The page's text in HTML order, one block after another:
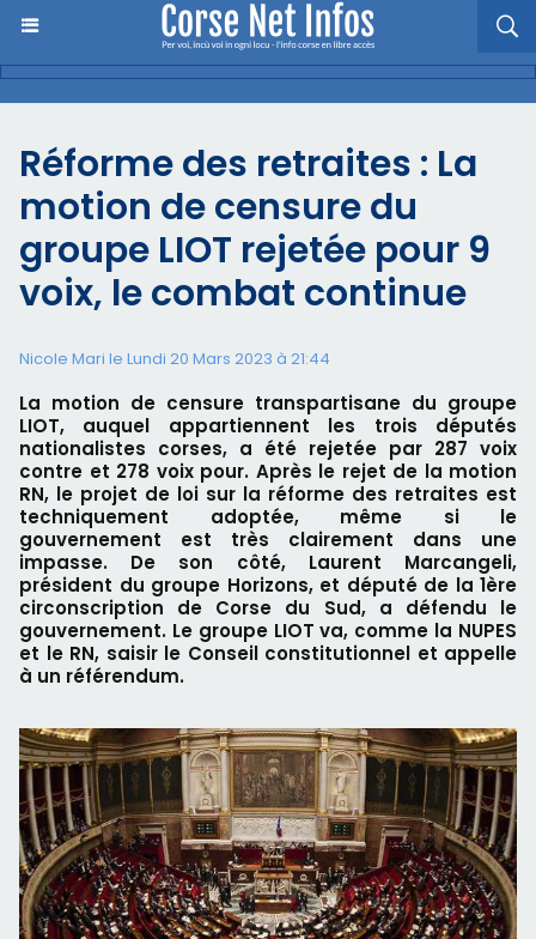
Réforme des retraites : La
motion de censure du
groupe LIOT rejetée pour 9
voix, le combat continue
Nicole Mari le Lundi 20 Mars 2023 à 21:44
La motion de censure transpartisane du groupe
LIOT, auquel appartiennent les trois députés
nationalistes corses, a été rejetée par 287 voix
contre et 278 voix pour. Après le rejet de la motion
RN, le projet de loi sur la réforme des retraites est
techniquement adoptée, même si le
gouvernement est très clairement dans une
impasse. De son côté, Laurent Marcangeli,
président du groupe Horizons, et député de la 1ère
circonscription de Corse du Sud, a défendu le
gouvernement. Le groupe LIOT va, comme la NUPES
et le RN, saisir le Conseil constitutionnel et appelle
à un référendum.